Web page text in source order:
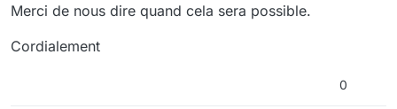
Merci de nous dire quand cela sera possible.
Cordialement
0